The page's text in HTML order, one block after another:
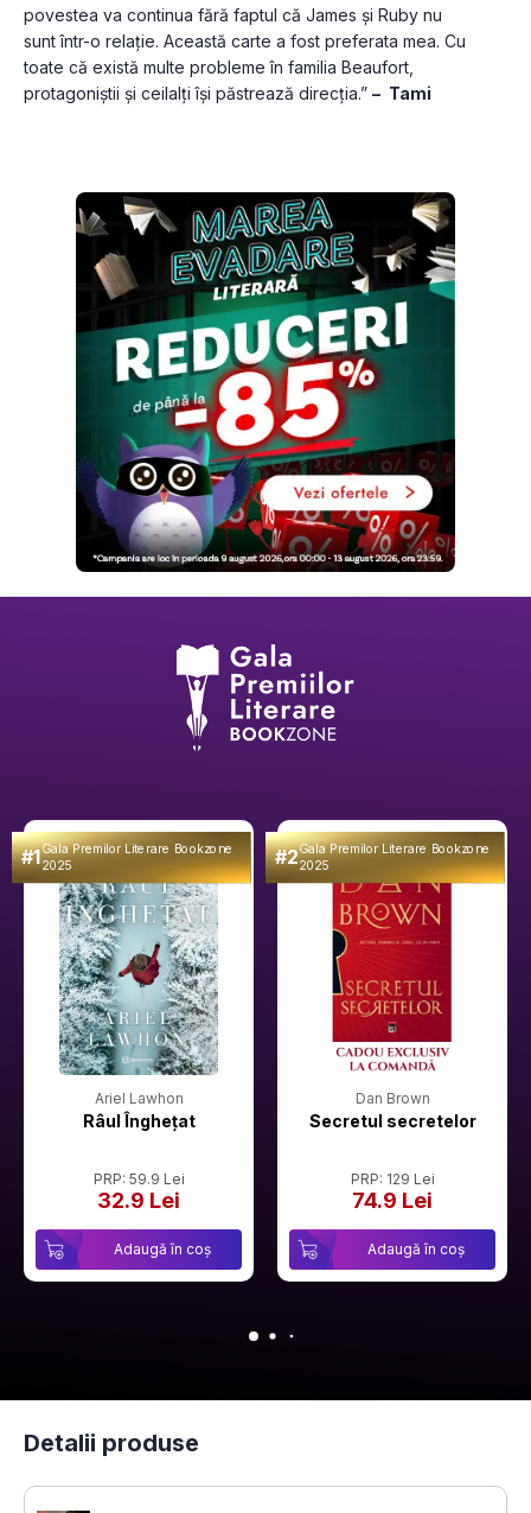
povestea va continua fără faptul că James și Ruby nu
sunt într-o relație. Această carte a fost preferata mea. Cu
toate că există multe probleme în familia Beaufort,
protagoniștii și ceilalți își păstrează direcția.” – Tami
#1Gala Premilor Literare Bookzone
2025
Ariel Lawhon
Râul Înghețat
PRP: 59.9 Lei
32.9 Lei
Adaugă în coș
#2Gala Premilor Literare Bookzone
2025
Dan Brown
Secretul secretelor
PRP: 129 Lei
74.9 Lei
Adaugă în coș
Detalii produse